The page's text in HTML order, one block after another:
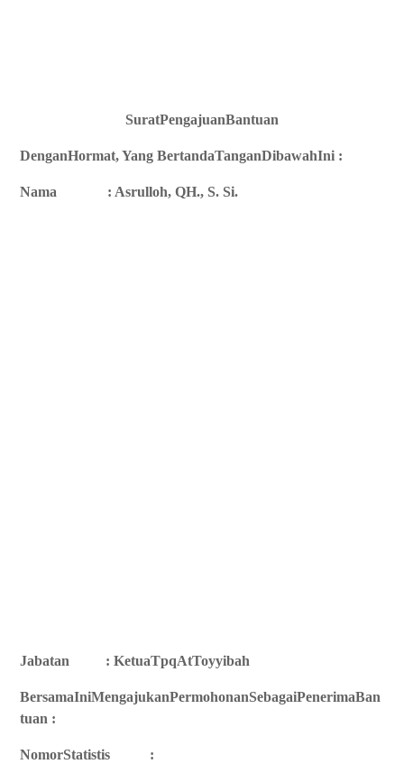
SuratPengajuanBantuan
DenganHormat, Yang BertandaTanganDibawahIni :
Nama : Asrulloh, QH., S. Si.
Jabatan : KetuaTpqAtToyyibah
BersamaIniMengajukanPermohonanSebagaiPenerimaBan
tuan :
NomorStatistis
: